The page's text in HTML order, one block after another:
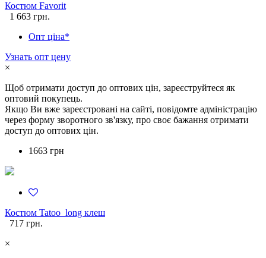
Костюм Favorit
1 663 грн.
Опт ціна*
Узнать опт цену
×
Щоб отримати доступ до оптових цін, зареєструйтеся як
оптовий покупець.
Якщо Ви вже зареєстровані на сайті, повідомте адміністрацію
через форму зворотного зв'язку, про своє бажання отримати
доступ до оптових цін.
1663 грн
Костюм Tatoo_long клеш
717 грн.
×